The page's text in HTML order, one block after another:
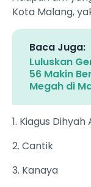
Kota Malang,
Baca Juga:
Luluskan
56 Makin
Megah di
1. Kiagus Dihyah
2. Cantik
3. Kanaya